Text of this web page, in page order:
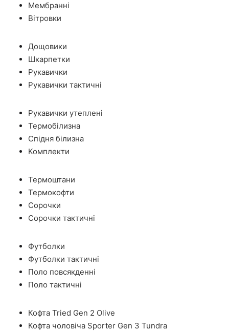
Мембранні
Вітровки
Дощовики
Шкарпетки
Рукавички
Рукавички тактичні
Рукавички утеплені
Термобілизна
Спідня білизна
Комплекти
Термоштани
Термокофти
Сорочки
Сорочки тактичні
Футболки
Футболки тактичні
Поло повсякденні
Поло тактичні
Кофта Tried Gen 2 Olive
Кофта чоловіча Sporter Gen 3 Tundra